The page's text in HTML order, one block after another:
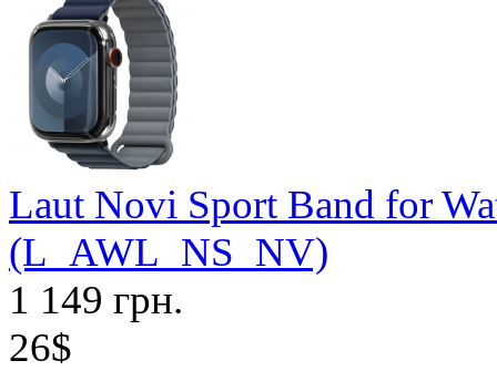
Laut Novi Sport Band for
(L_AWL_NS_NV)
1 149 грн.
26$